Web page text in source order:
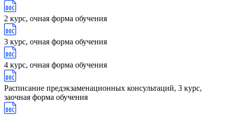
2 курс, очная форма обучения
3 курс, очная форма обучения
4 курс, очная форма обучения
Расписание предэкзаменационных консультаций, 3 курс,
заочная форма обучения